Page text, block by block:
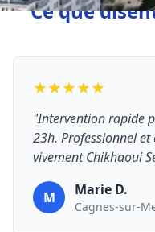
Ce que
★★★★★
"Intervention rapide
23h. Professionnel et
vivement Chikhaoui
M Marie D.
Cagnes-sur-